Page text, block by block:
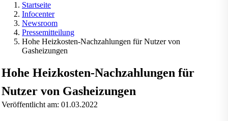
Startseite
Infocenter
Newsroom
Pressemitteilung
Hohe Heizkosten-Nachzahlungen für Nutzer von
Gasheizungen
Hohe Heizkosten-Nachzahlungen für
Nutzer von Gasheizungen
Veröffentlicht am: 01.03.2022